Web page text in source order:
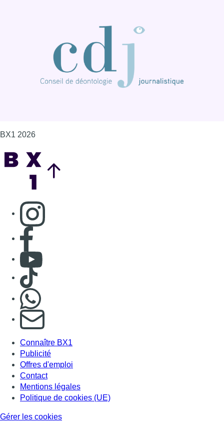
BX1 2026
Consulter page Instagram
Consulter page Facebook
Consulter Youtube
Consulter TikTok
S'abonner à notre newsletter
Connaître BX1
Publicité
Offres d'emploi
Contact
Mentions légales
Politique de cookies (UE)
Gérer les cookies